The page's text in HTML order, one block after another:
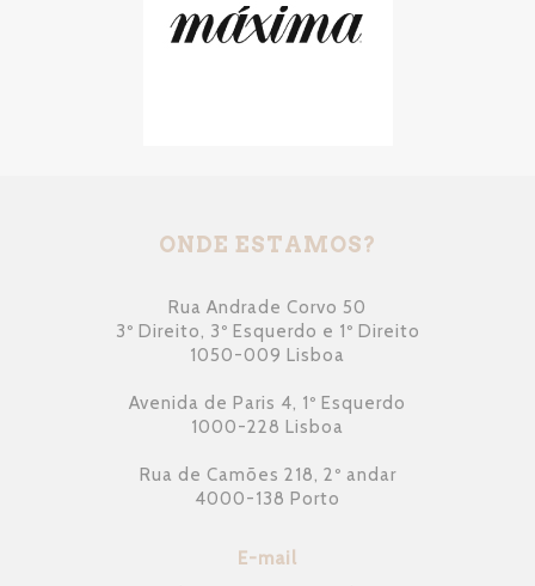
ONDE ESTAMOS?
Rua Andrade Corvo 50
3º Direito, 3º Esquerdo e 1º Direito
1050-009 Lisboa
Avenida de Paris 4, 1º Esquerdo
1000-228 Lisboa
Rua de Camões 218, 2º andar
4000-138 Porto
E-mail